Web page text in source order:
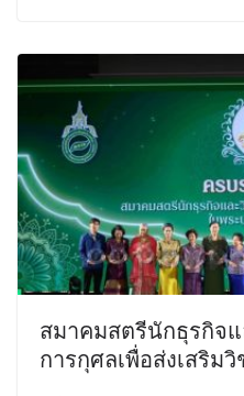
สมาคมสตรีนักธุรกิจ
การกุศลเพื่อส่งเสริม